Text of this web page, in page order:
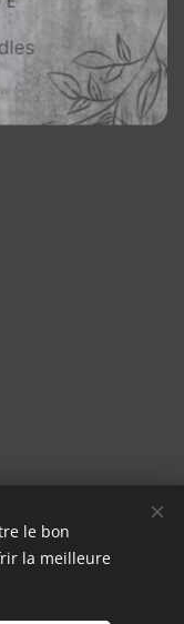
le bon
la meilleure